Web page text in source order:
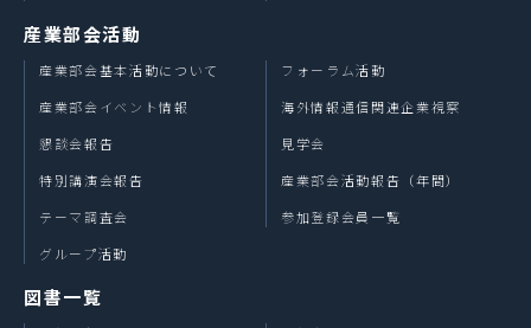
・法令に基づく場合
・人の生命、身体又は財産保護のために必要がある場合
・公衆衛生の向上又は児童の健全な育成の推進のために
特に必要がある場合であって、本人の同意を得ることが
困難である場合
者が法令の定める事務を遂行することに対して協力する
必要がある場合であって、本人の同意を得ることにより
産業部会活動
産業部会基本活動について
産業部会イベント情報
懇談会報告
特別講演会報告
テーマ調査会
グループ活動
フォーラム活動
海外情報通信関連企業視察
見学会
産業部会活動報告（年間）
参加登録会員一覧
図書一覧